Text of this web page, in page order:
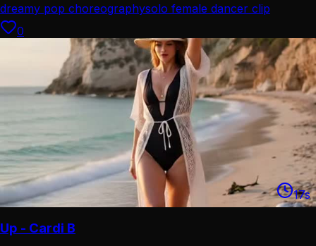
dreamy pop choreographysolo female dancer clip
0
17s
Up - Cardi B